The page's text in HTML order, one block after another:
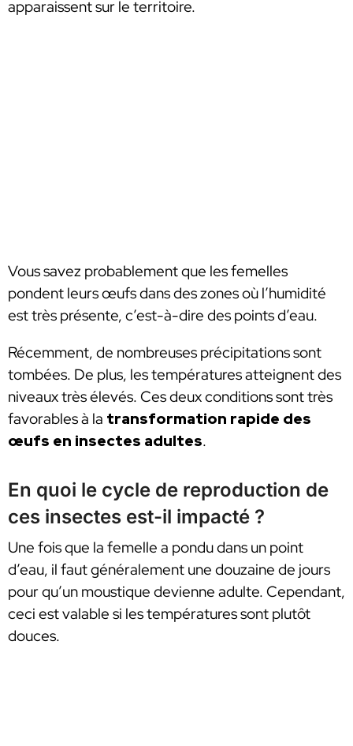
apparaissent sur le territoire.
Vous savez probablement que les femelles
pondent leurs œufs dans des zones où l’humidité
est très présente, c’est-à-dire des points d’eau.
Récemment, de nombreuses précipitations sont
tombées. De plus, les températures atteignent des
niveaux très élevés. Ces deux conditions sont très
favorables à la transformation rapide des
œufs en insectes adultes.
En quoi le cycle de reproduction de
ces insectes est-il impacté ?
Une fois que la femelle a pondu dans un point
d’eau, il faut généralement une douzaine de jours
pour qu’un moustique devienne adulte. Cependant,
ceci est valable si les températures sont plutôt
douces.